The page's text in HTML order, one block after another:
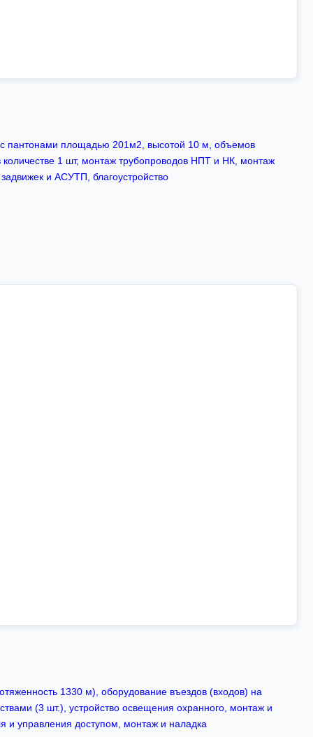
с пантонами площадью 201м2, высотой 10 м, объемов
1 шт, монтаж трубопроводов НПТ и НК, монтаж
и АСУТП, благоустройство
1330 м), оборудование въездов (входов) на
(3 шт.), устройство освещения охранного, монтаж и
и управления доступом, монтаж и наладка